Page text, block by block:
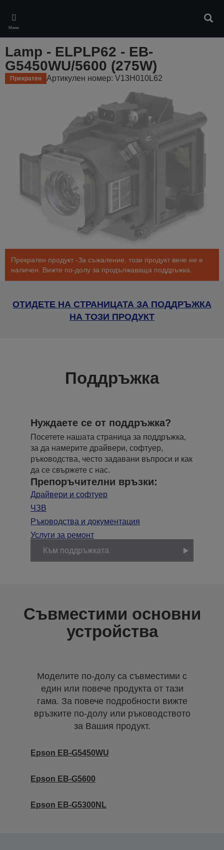
main
content
Меню
Lamp - ELPLP62 - EB-
G5450WU/5600 (275W)
Прекратен Артикулен номер: V13H010L62
Прекратен продукт -За съжаление, този продукт вече не е
наличен. Вижте по-долу за продължаваща поддръжка.
ОТИДЕТЕ НА СТРАНИЦАТА ЗА ПОДДРЪЖКА
НА ТОЗИ ПРОДУКТ
Поддръжка
Нуждаете се от поддръжка?
Посетете нашата страница за поддръжка,
за да намерите драйвери, софтуер,
ръководства, често задавани въпроси и как
да се свържете с нас.
Препоръчителни връзки:
Драйвери и софтуер
ЧЗВ
Ръководства и документация
Услуги за ремонт
Към поддръжката
Съвместими основни
устройства
Моделите по-долу са съвместими с
един или повече продукта от тази
гама. За повече подробности вижте
връзките по-долу или ръководството
за Вашия продукт.
Epson EB-G5450WU
Epson EB-G5600
Epson EB-G5300NL